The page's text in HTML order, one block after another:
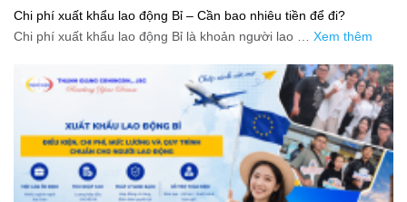
Chi phí xuất khẩu lao động Bỉ – Cần bao nhiêu tiền để đi?
Chi phí xuất khẩu lao động Bỉ là khoản người lao … Xem thêm